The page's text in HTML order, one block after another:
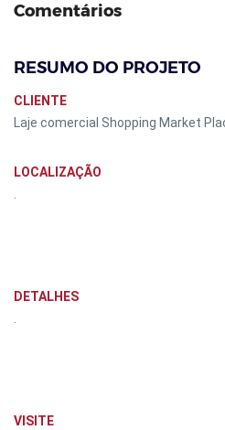
Comentários
RESUMO DO PROJETO
CLIENTE
Laje comercial Shopping Market
LOCALIZAÇÃO
DETALHES
VISITE